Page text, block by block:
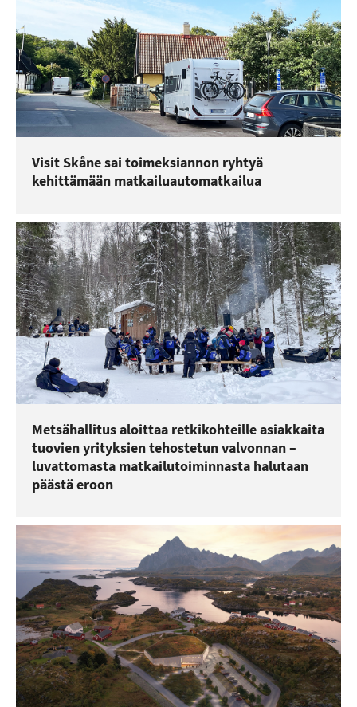
Visit Skåne sai toimeksiannon ryhtyä
kehittämään matkailuautomatkailua
Metsähallitus aloittaa retkikohteille asiakkaita
tuovien yrityksien tehostetun valvonnan –
luvattomasta matkailutoiminnasta halutaan
päästä eroon